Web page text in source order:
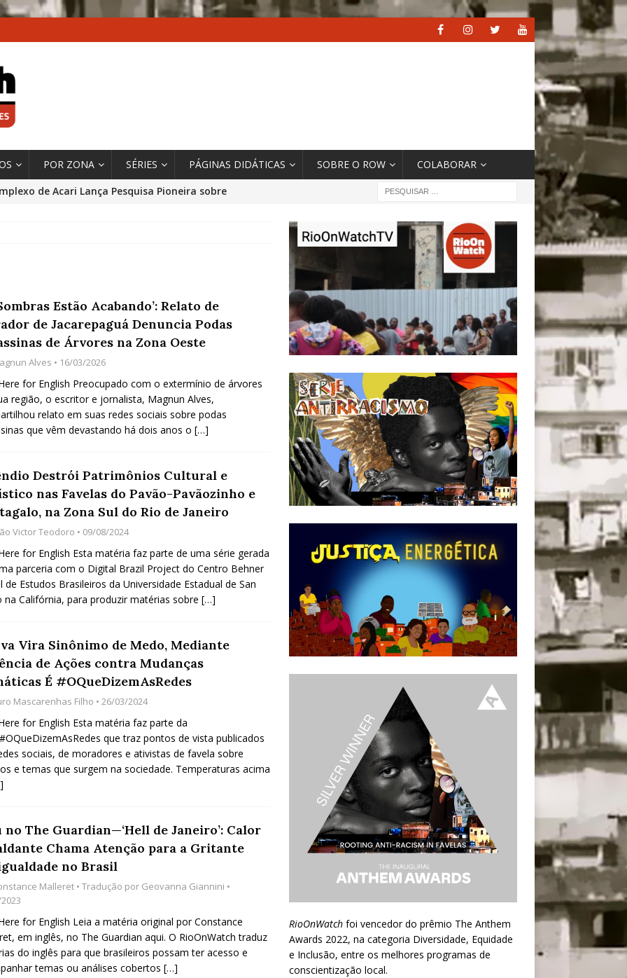
POR ZONA SÉRIES PÁGINAS DIDÁTICAS SOBRE O ROW COLABORAR
de Acari Lança Pesquisa Pioneira sobre
Cidades
*DESTAQUE
Começou com uma Praça em Ramos [OPINIÃO]
Agroecológico com os Povos das Águas Reúne
e Inauguração da Feira da Praia do Remanso
COBERTURA DE EVENTOS
Nova Via Mobilidade 10 Anos Após Rio2016
Estão Acabando’: Relato de
de Jacarepaguá Denuncia Podas
de Árvores na Zona Oeste
Alves • 16/03/2026
for English Preocupado com o extermínio de árvores
região, o escritor e jornalista, Magnun Alves,
relato em suas redes sociais sobre podas
que vêm devastando há dois anos o […]
Destrói Patrimônios Cultural e
nas Favelas do Pavão-Pavãozinho e
na Zona Sul do Rio de Janeiro
Victor Teodoro • 09/08/2024
for English Esta matéria faz parte de uma série gerada
parceria com o Digital Brazil Project do Centro Behner
de Estudos Brasileiros da Universidade Estadual de San
na Califórnia, para produzir matérias sobre […]
Vira Sinônimo de Medo, Mediante
de Ações contra Mudanças
É #OQueDizemAsRedes
Mascarenhas Filho • 26/03/2024
for English Esta matéria faz parte da
que traz pontos de vista publicados
sociais, de moradores e ativistas de favela sobre
e temas que surgem na sociedade. Temperaturas acima
no The Guardian—‘Hell de Janeiro’: Calor
Chama Atenção para a Gritante
no Brasil
Malleret • Tradução por Geovanna Giannini •
for English Leia a matéria original por Constance
em inglês, no The Guardian aqui. O RioOnWatch traduz
do inglês para que brasileiros possam ter acesso e
temas ou análises cobertos […]
RioOnWatchfoi vencedor do prêmio The Anthem
Awards 2022, na categoria Diversidade, Equidade
e Inclusão, entre os melhores programas de
conscientização local.